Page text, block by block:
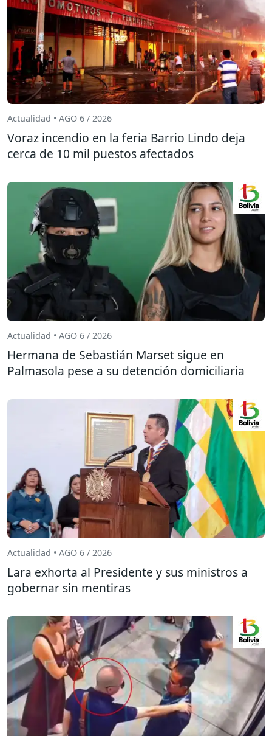
Actualidad • AGO 6 / 2026
Voraz incendio en la feria Barrio Lindo deja
cerca de 10 mil puestos afectados
Actualidad • AGO 6 / 2026
Hermana de Sebastián Marset sigue en
Palmasola pese a su detención domiciliaria
Actualidad • AGO 6 / 2026
Lara exhorta al Presidente y sus ministros a
gobernar sin mentiras